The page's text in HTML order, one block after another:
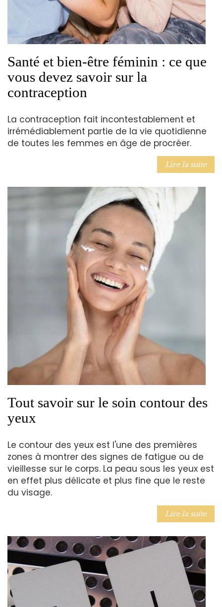
Santé et bien-être féminin : ce que
vous devez savoir sur la
contraception
La contraception fait incontestablement et
irrémédiablement partie de la vie quotidienne
de toutes les femmes en âge de procréer.
Lire la suite
Tout savoir sur le soin contour des
yeux
Le contour des yeux est l'une des premières
zones à montrer des signes de fatigue ou de
vieillesse sur le corps. La peau sous les yeux est
en effet plus délicate et plus fine que le reste
du visage.
Lire la suite